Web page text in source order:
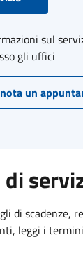
sul
gli uffici
un
di scadenze,
leggi i